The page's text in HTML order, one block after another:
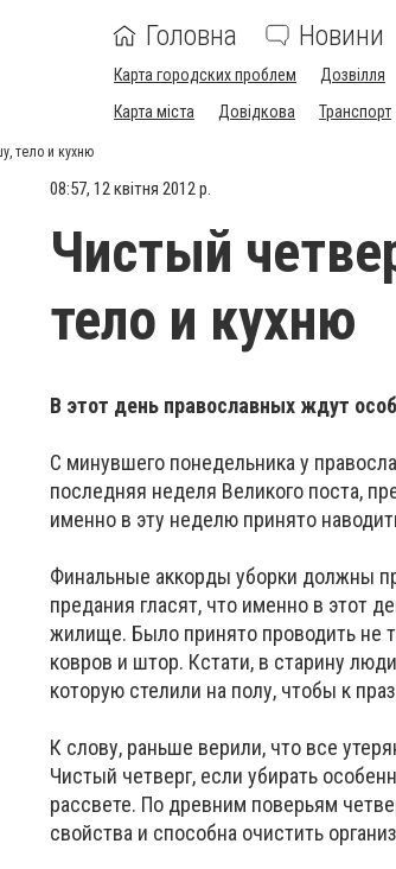
Головна Новини
Карта городских проблем Дозвілля
Карта міста
Довідкова Транспорт
тело и кухню
08:57, 12 квітня 2012 р.
Чистый
тело и кухню
В этот день православных ждут
С минувшего понедельника у
последняя неделя Великого поста,
именно в эту неделю принято
Финальные аккорды уборки должны
предания гласят, что именно в этот
жилище. Было принято проводить не
ковров и штор. Кстати, в старину
которую стелили на полу, чтобы к
К слову, раньше верили, что все
Чистый четверг, если убирать
рассвете. По древним поверьям
свойства и способна очистить